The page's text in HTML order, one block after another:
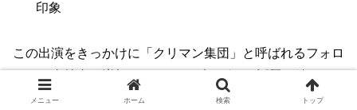
印象
この出演をきっかけに「クリマン集団」と呼ばれるフォロ
ワーや支持者が増加し、SNSやブログでも話題が続きま
した。「アレン様 整形前 画像」「アレン様 昔」などの検
メニュー ホーム 検索 トップ